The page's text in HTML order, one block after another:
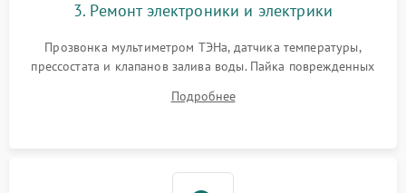
3. Ремонт электроники и электрики
Прозвонка мультиметром ТЭНа, датчика температуры,
прессостата и клапанов залива воды. Пайка поврежденных
Восстановление целостности проводки и контактов.
Подробнее